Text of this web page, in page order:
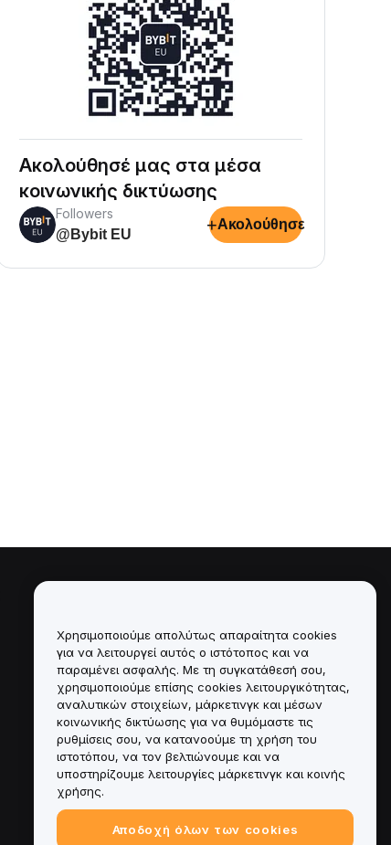
Ακολούθησέ μας στα μέσα
κοινωνικής δικτύωσης
Followers
@Bybit EU
+Ακολούθησε
Πολιτική σύγκρουσης
συμφερόντων
Σύνοψη της Πολιτικής
Θεματοφυλακής και
Διαχείρισης
Πληροφορίες ESG
Crypto-Asset White Papers
Χρησιμοποιούμε απολύτως απαραίτητα cookies
για να λειτουργεί αυτός ο ιστότοπος και να
παραμένει ασφαλής. Με τη συγκατάθεσή σου,
χρησιμοποιούμε επίσης cookies λειτουργικότητας,
αναλυτικών στοιχείων, μάρκετινγκ και μέσων
κοινωνικής δικτύωσης για να θυμόμαστε τις
ρυθμίσεις σου, να κατανοούμε τη χρήση του
ιστοτόπου, να τον βελτιώνουμε και να
υποστηρίζουμε λειτουργίες μάρκετινγκ και κοινής
χρήσης.
Αποδοχή όλων των cookies